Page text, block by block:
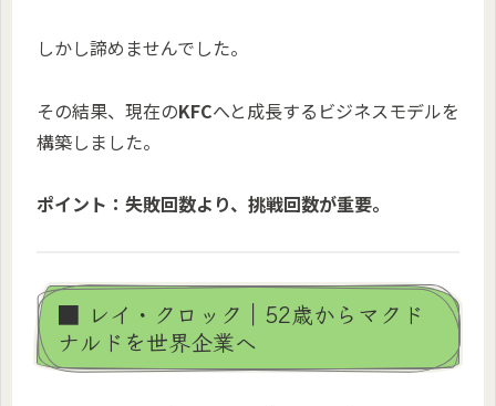
しかし諦めませんでした。
その結果、現在のKFCへと成長するビジネスモデルを
構築しました。
ポイント：失敗回数より、挑戦回数が重要。
■ レイ・クロック｜52歳からマクド
ナルドを世界企業へ